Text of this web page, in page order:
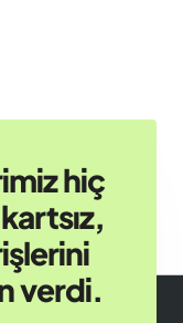
hiç
verdi.